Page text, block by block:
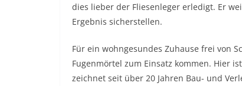
dies lieber der Fliesenleger erledigt. Er
Ergebnis sicherstellen.
Für ein wohngesundes Zuhause frei von
Fugenmörtel zum Einsatz kommen. Hier
zeichnet seit über 20 Jahren Bau- und